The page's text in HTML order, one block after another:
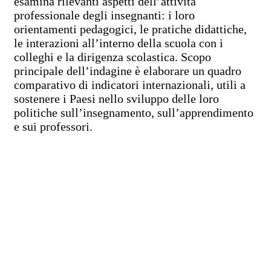
professionale degli insegnanti: i loro
orientamenti pedagogici, le pratiche didattiche,
le interazioni all’interno della scuola con i
colleghi e la dirigenza scolastica. Scopo
principale dell’indagine è elaborare un quadro
comparativo di indicatori internazionali, utili a
sostenere i Paesi nello sviluppo delle loro
politiche sull’insegnamento, sull’apprendimento
e sui professori.